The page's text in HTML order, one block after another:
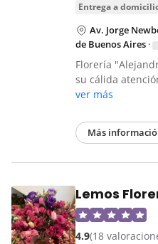
entrega a
Av. Jorge
de Buenos Aires ·
Florería
su cálida
ver más
Más
Lemos
4.9(18